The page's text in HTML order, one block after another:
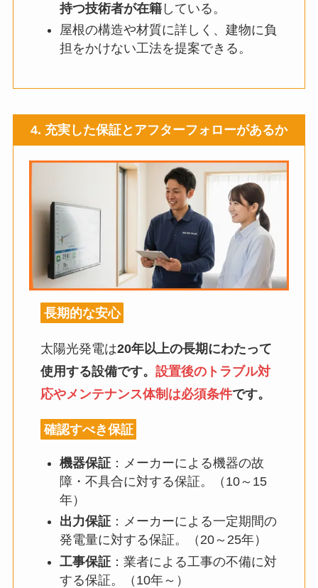
持つ技術者が在籍 している。
屋根の構造や材質に詳しく、建物に負
担をかけない工法を提案できる。
4. 充実した保証とアフターフォローがあるか
長期的な安心
太陽光発電は20年以上の長期にわたって
使用する設備です。設置後のトラブル対
応やメンテナンス体制は必須条件です。
確認すべき保証
機器保証 ：メーカーによる機器の故
障・不具合に対する保証。（10～15
年）
出力保証 ：メーカーによる一定期間の
発電量に対する保証。（20～25年）
工事保証 ：業者による工事の不備に対
する保証。（10年～）